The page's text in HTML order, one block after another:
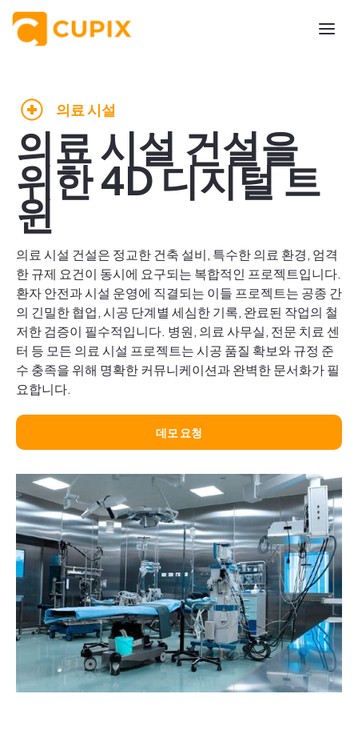
의료 시설
의료 시설 건설을
위한 4D 디지털 트
윈
의료 시설 건설은 정교한 건축 설비, 특수한 의료 환경, 엄격
한 규제 요건이 동시에 요구되는 복합적인 프로젝트입니다.
환자 안전과 시설 운영에 직결되는 이들 프로젝트는 공종 간
의 긴밀한 협업, 시공 단계별 세심한 기록, 완료된 작업의 철
저한 검증이 필수적입니다. 병원, 의료 사무실, 전문 치료 센
터 등 모든 의료 시설 프로젝트는 시공 품질 확보와 규정 준
수 충족을 위해 명확한 커뮤니케이션과 완벽한 문서화가 필
요합니다.
데모 요청